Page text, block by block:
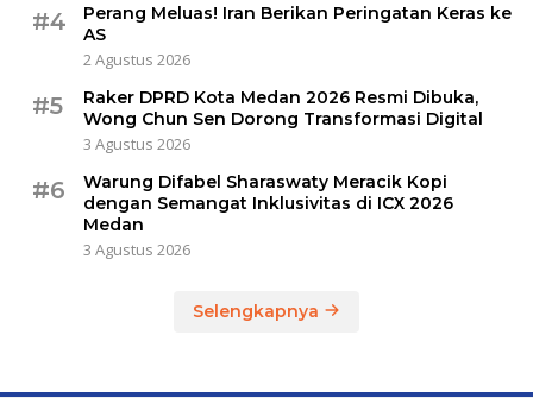
#4
Perang Meluas! Iran Berikan Peringatan Keras ke
AS
2 Agustus 2026
#5
Raker DPRD Kota Medan 2026 Resmi Dibuka,
Wong Chun Sen Dorong Transformasi Digital
3 Agustus 2026
#6
Warung Difabel Sharaswaty Meracik Kopi
dengan Semangat Inklusivitas di ICX 2026
Medan
3 Agustus 2026
Selengkapnya